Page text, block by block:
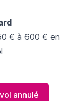
€ à 600 € en
annulé